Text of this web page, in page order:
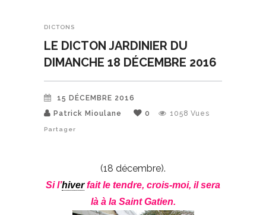
DICTONS
LE DICTON JARDINIER DU
DIMANCHE 18 DÉCEMBRE 2016
15 DÉCEMBRE 2016
Patrick Mioulane
0 1058 Vues
Partager
(18 décembre).
Si l’hiverfait le tendre, crois-moi, il sera
là à la Saint Gatien.